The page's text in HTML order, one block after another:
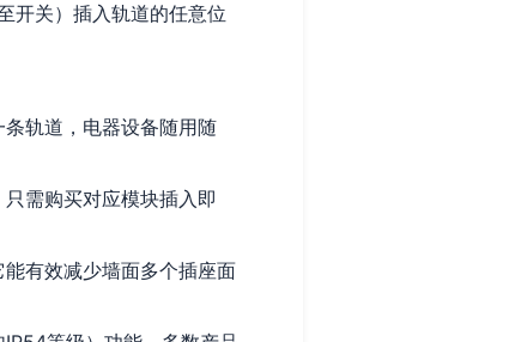
开关）插入轨道的任意位
轨道，电器设备随用随
需购买对应模块插入即
有效减少墙面多个插座面